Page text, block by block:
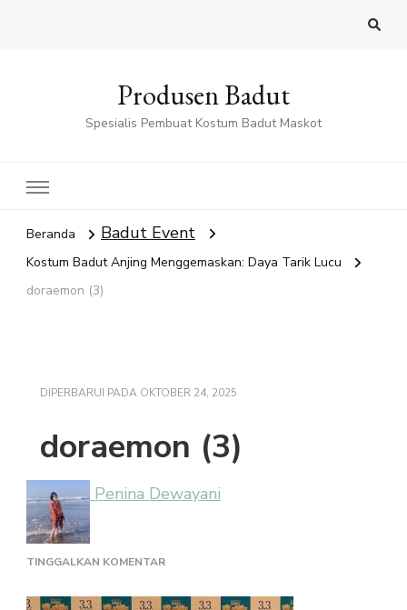
Produsen Badut
Spesialis Pembuat Kostum Badut Maskot
Beranda Badut Event
Kostum Badut Anjing Menggemaskan: Daya Tarik Lucu
doraemon (3)
DIPERBARUI PADA OKTOBER 24, 2025
doraemon (3)
Penina Dewayani
TINGGALKAN KOMENTARPADA
(3)